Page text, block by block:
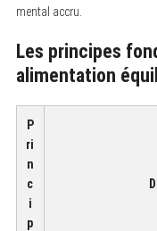
mental accru.
Les principes
alimentation
P
ri
n
c
i
p